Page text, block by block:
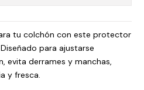
tu colchón con este protector
para ajustarse
evita derrames y manchas,
y fresca.